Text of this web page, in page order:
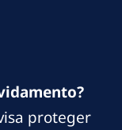
proteger